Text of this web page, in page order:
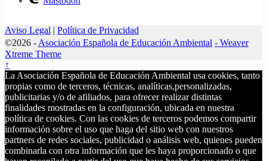
Aviso Legal | Política de Privacidad
©2026 - Asociación Española de Educación Ambiental - Weaver
Xtreme Theme
↑
La Asociación Española de Educación Ambiental usa cookies, tanto
propias como de terceros, técnicas, analíticas,personalizadas,
publicitarias y/o de afiliados, para ofrecer realizar distintas
finalidades mostradas en la configuración, ubicada en nuestra
política de cookies. Con las cookies de terceros podemos compartir
información sobre el uso que haga del sitio web con nuestros
partners de redes sociales, publicidad o análisis web, quienes pueden
combinarla con otra información que les haya proporcionado o que